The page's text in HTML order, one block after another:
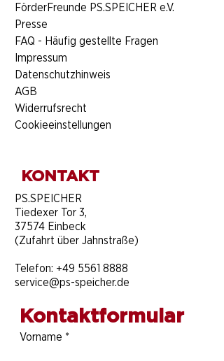
FörderFreunde PS.SPEICHER e.V.
Presse
FAQ - Häufig gestellte Fragen
Impressum
Datenschutzhinweis
AGB
Widerrufsrecht
Cookieeinstellungen
KONTAKT
​PS.SPEICHER
Tiedexer Tor 3,
37574 Einbeck
(Zufahrt über Jahnstraße)
Telefon: +49 5561 8888
service@ps-speicher.de
Kontaktformular
Vorname *